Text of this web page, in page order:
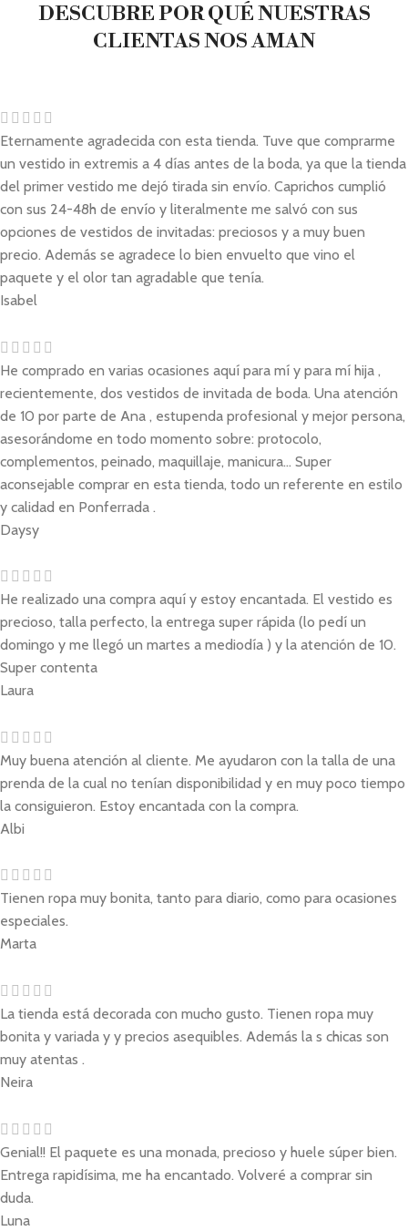
DESCUBRE POR QUÉ NUESTRAS
CLIENTAS NOS AMAN
Eternamente agradecida con esta tienda. Tuve que comprarme
un vestido in extremis a 4 días antes de la boda, ya que la tienda
del primer vestido me dejó tirada sin envío. Caprichos cumplió
con sus 24-48h de envío y literalmente me salvó con sus
opciones de vestidos de invitadas: preciosos y a muy buen
precio. Además se agradece lo bien envuelto que vino el
paquete y el olor tan agradable que tenía.
Isabel
He comprado en varias ocasiones aquí para mí y para mí hija ,
recientemente, dos vestidos de invitada de boda. Una atención
de 10 por parte de Ana , estupenda profesional y mejor persona,
asesorándome en todo momento sobre: protocolo,
complementos, peinado, maquillaje, manicura... Super
aconsejable comprar en esta tienda, todo un referente en estilo
y calidad en Ponferrada .
Daysy
He realizado una compra aquí y estoy encantada. El vestido es
precioso, talla perfecto, la entrega super rápida (lo pedí un
domingo y me llegó un martes a mediodía ) y la atención de 10.
Super contenta
Laura
Muy buena atención al cliente. Me ayudaron con la talla de una
prenda de la cual no tenían disponibilidad y en muy poco tiempo
la consiguieron. Estoy encantada con la compra.
Albi
Tienen ropa muy bonita, tanto para diario, como para ocasiones
especiales.
Marta
La tienda está decorada con mucho gusto. Tienen ropa muy
bonita y variada y y precios asequibles. Además la s chicas son
muy atentas .
Neira
Genial!! El paquete es una monada, precioso y huele súper bien.
Entrega rapidísima, me ha encantado. Volveré a comprar sin
duda.
Luna